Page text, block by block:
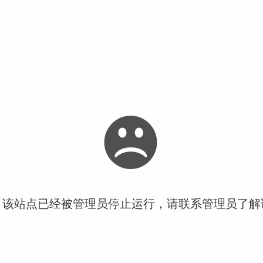
站点已经被管理员停止运行，请联系管理员了